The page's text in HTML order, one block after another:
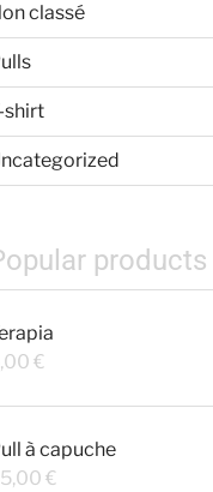
classé
shirt
products
€
à capuche
€